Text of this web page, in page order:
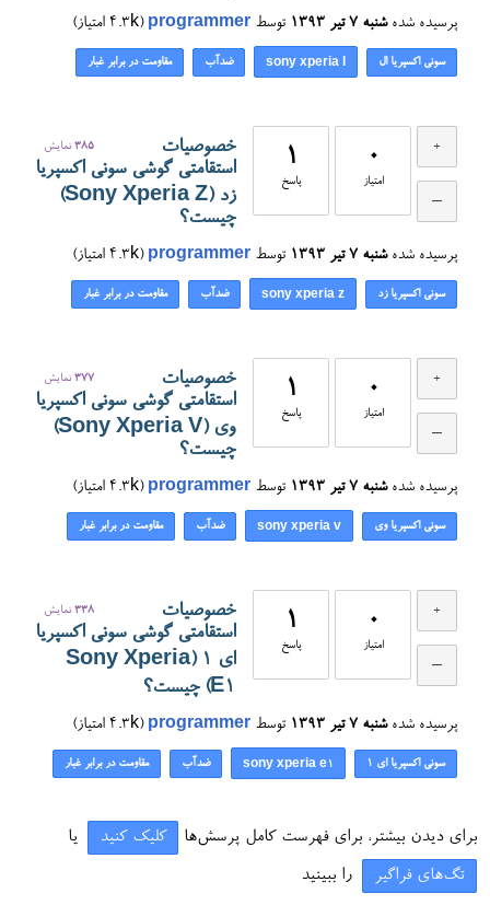
پرسیده شده شنبه ۷ تیر ۱۳۹۳ توسط programmer
(
4.3k امتیاز)
سونی اکسپریا ال sony xperia l ضدآب مقاومت در برابر غبار
0
امتیاز
1
پاسخ
385 نمایش
خصوصیات
استقامتی گوشی سونی اکسپریا
زد (Sony Xperia Z)
چیست؟
پرسیده شده شنبه ۷ تیر ۱۳۹۳ توسط programmer
(
4.3k امتیاز)
سونی اکسپریا زد sony xperia z ضدآب مقاومت در برابر غبار
0
امتیاز
1
پاسخ
377 نمایش
خصوصیات
استقامتی گوشی سونی اکسپریا
وی (Sony Xperia V)
چیست؟
پرسیده شده شنبه ۷ تیر ۱۳۹۳ توسط programmer
(
4.3k امتیاز)
سونی اکسپریا وی sony xperia v ضدآب مقاومت در برابر غبار
0
امتیاز
1
پاسخ
338 نمایش
خصوصیات
استقامتی گوشی سونی اکسپریا
ای ۱ (Sony Xperia
E1) چیست؟
پرسیده شده شنبه ۷ تیر ۱۳۹۳ توسط programmer
(
4.3k امتیاز)
سونی اکسپریا ای ۱ sony xperia e1 ضدآب مقاومت در برابر غبار
برای دیدن بیشتر، برای فهرست کامل پرسش‌ها کلیک کنید یا
تگ‌های فراگیر را ببینید